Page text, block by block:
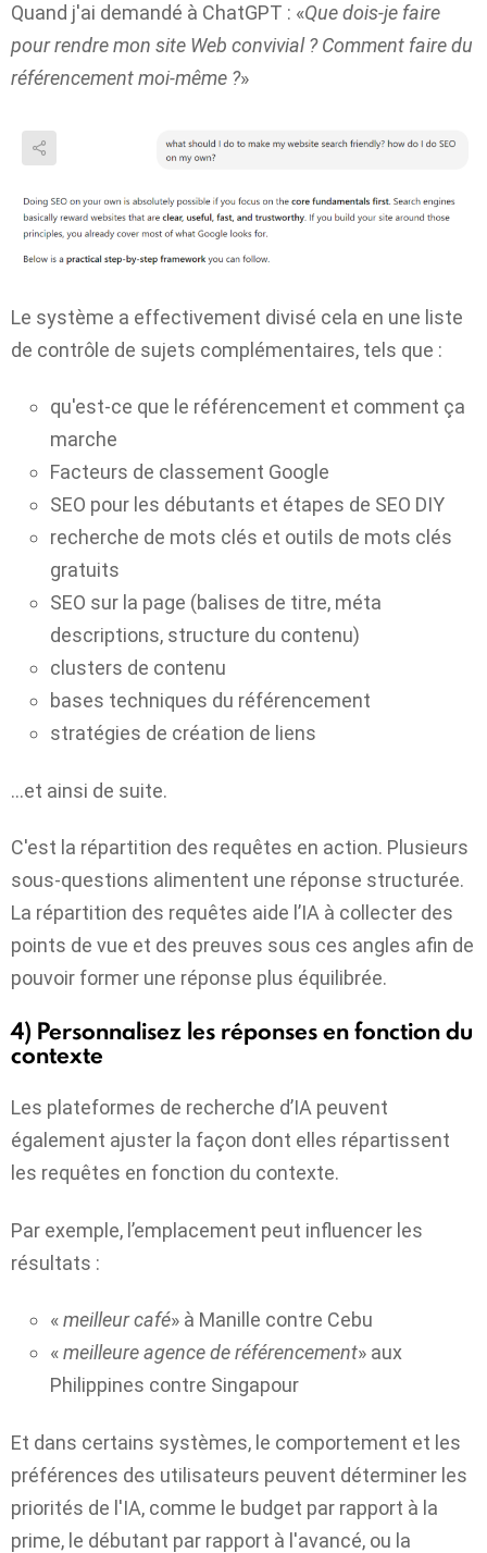
Quand j'ai demandé à ChatGPT : «Que dois-je faire
pour rendre mon site Web convivial ? Comment faire du
référencement moi-même ?»
Le système a effectivement divisé cela en une liste
de contrôle de sujets complémentaires, tels que :
qu'est-ce que le référencement et comment ça
marche
Facteurs de classement Google
SEO pour les débutants et étapes de SEO DIY
recherche de mots clés et outils de mots clés
gratuits
SEO sur la page (balises de titre, méta
descriptions, structure du contenu)
clusters de contenu
bases techniques du référencement
stratégies de création de liens
…et ainsi de suite.
C'est la répartition des requêtes en action. Plusieurs
sous-questions alimentent une réponse structurée.
La répartition des requêtes aide l’IA à collecter des
points de vue et des preuves sous ces angles afin de
pouvoir former une réponse plus équilibrée.
4) Personnalisez les réponses en fonction du
contexte
Les plateformes de recherche d’IA peuvent
également ajuster la façon dont elles répartissent
les requêtes en fonction du contexte.
Par exemple, l’emplacement peut influencer les
résultats :
«meilleur café» à Manille contre Cebu
«meilleure agence de référencement» aux
Philippines contre Singapour
Et dans certains systèmes, le comportement et les
préférences des utilisateurs peuvent déterminer les
priorités de l'IA, comme le budget par rapport à la
prime, le débutant par rapport à l'avancé, ou la